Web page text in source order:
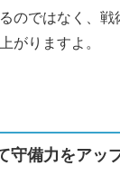
のではなく、戦
がりますよ。
守備力をアッ